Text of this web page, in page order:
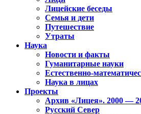
Лицейские беседы
Семья и дети
Путешествие
Утраты
Наука
Новости и факты
Гуманитарные науки
Естественно-
Наука в лицах
Проекты
Архив «Лицея». 2000 —
Русский Север